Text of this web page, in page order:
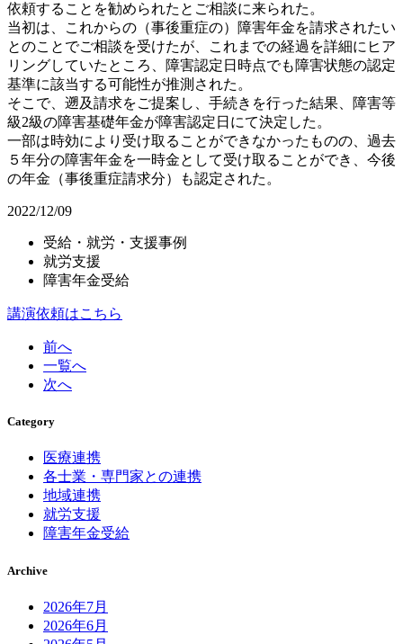
依頼することを勧められたとご相談に来られた。
当初は、これからの（事後重症の）障害年金を請求されたい
とのことでご相談を受けたが、これまでの経過を詳細にヒア
リングしていたところ、障害認定日時点でも障害状態の認定
基準に該当する可能性が推測された。
そこで、遡及請求をご提案し、手続きを行った結果、障害等
級2級の障害基礎年金が障害認定日にて決定した。
一部は時効により受け取ることができなかったものの、過去
５年分の障害年金を一時金として受け取ることができ、今後
の年金（事後重症請求分）も認定された。
2022/12/09
受給・就労・支援事例
就労支援
障害年金受給
講演依頼はこちら
前へ
一覧へ
次へ
Category
医療連携
各士業・専門家との連携
地域連携
就労支援
障害年金受給
Archive
2026年7月
2026年6月